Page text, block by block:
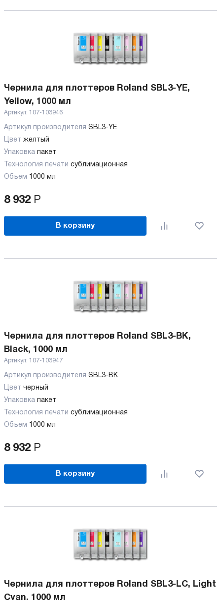
Чернила для плоттеров Roland SBL3-YE,
Yellow, 1000 мл
Артикул: 107-103946
Артикул производителя SBL3-YE
Цвет желтый
Упаковка пакет
Технология печати сублимационная
Объем
1000 мл
8 932 Р
В корзину
Чернила для плоттеров Roland SBL3-BK,
Black, 1000 мл
Артикул: 107-103947
Артикул производителя SBL3-BK
Цвет черный
Упаковка пакет
Технология печати сублимационная
Объем
1000 мл
8 932 Р
В корзину
Чернила для плоттеров Roland SBL3-LC, Light
Cyan, 1000 мл